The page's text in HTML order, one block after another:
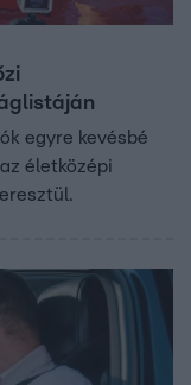
egyre kevésbé
életközépi